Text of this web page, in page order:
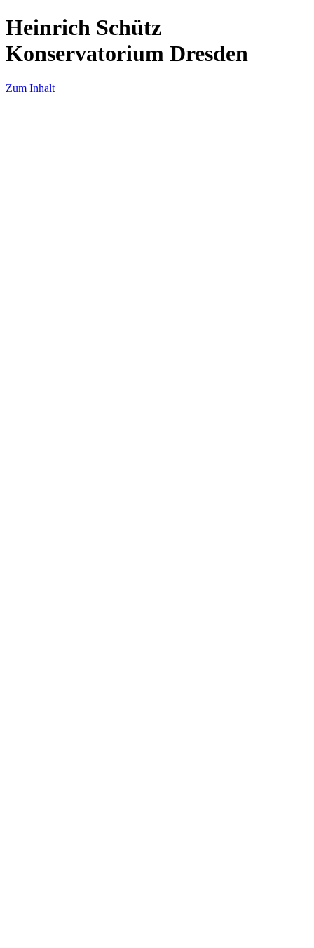
Heinrich Schütz
Konservatorium Dresden
Zum Inhalt